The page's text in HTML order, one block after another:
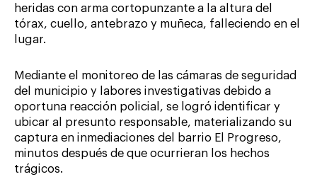
heridas con arma cortopunzante a la altura del
tórax, cuello, antebrazo y muñeca, falleciendo en el
lugar.
Mediante el monitoreo de las cámaras de seguridad
del municipio y labores investigativas debido a
oportuna reacción policial, se logró identificar y
ubicar al presunto responsable, materializando su
captura en inmediaciones del barrio El Progreso,
minutos después de que ocurrieran los hechos
trágicos.